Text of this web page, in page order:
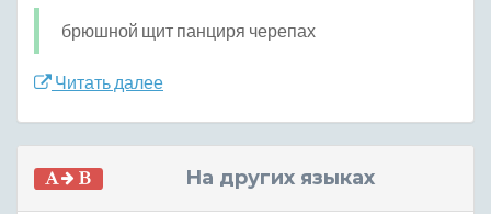
брюшной щит панциря черепах
Читать далее
На других языках